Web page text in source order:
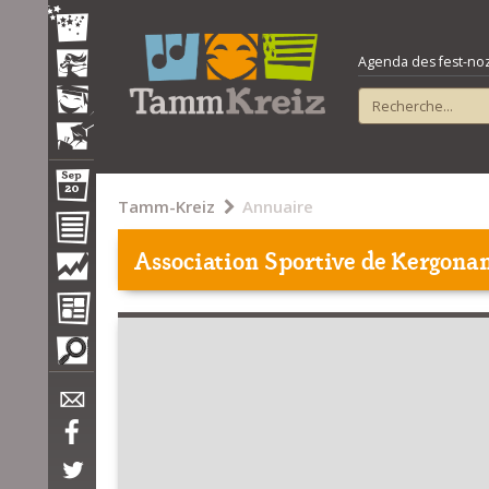
Agenda des fest-
Tamm-Kreiz Annuaire
Association Sportive de